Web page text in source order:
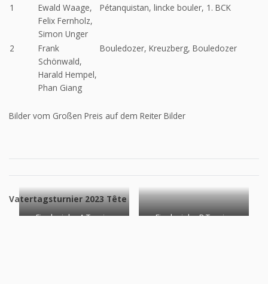
1
Ewald Waage,
Felix Fernholz,
Simon Unger
Pétanquistan, lincke bouler, 1. BCK
2
Frank
Schönwald,
Harald Hempel,
Phan Giang
Bouledozer, Kreuzberg, Bouledozer
Bilder vom Großen Preis auf dem Reiter Bilder
Vatertagsturnier 2023 Tête
Finalspieler A Turnier
Finalspieler B Turnier